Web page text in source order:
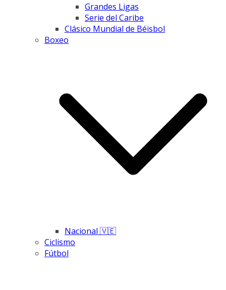
Grandes Ligas
Serie del Caribe
Clásico Mundial de Béisbol
Boxeo
Nacional 🇻🇪
Ciclismo
Fútbol